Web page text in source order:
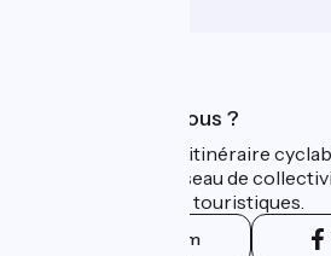
Qui sommes-nous ?
ViaRhôna est un itinéraire
promu par un réseau de
leurs institutions touristiques.
Instagram